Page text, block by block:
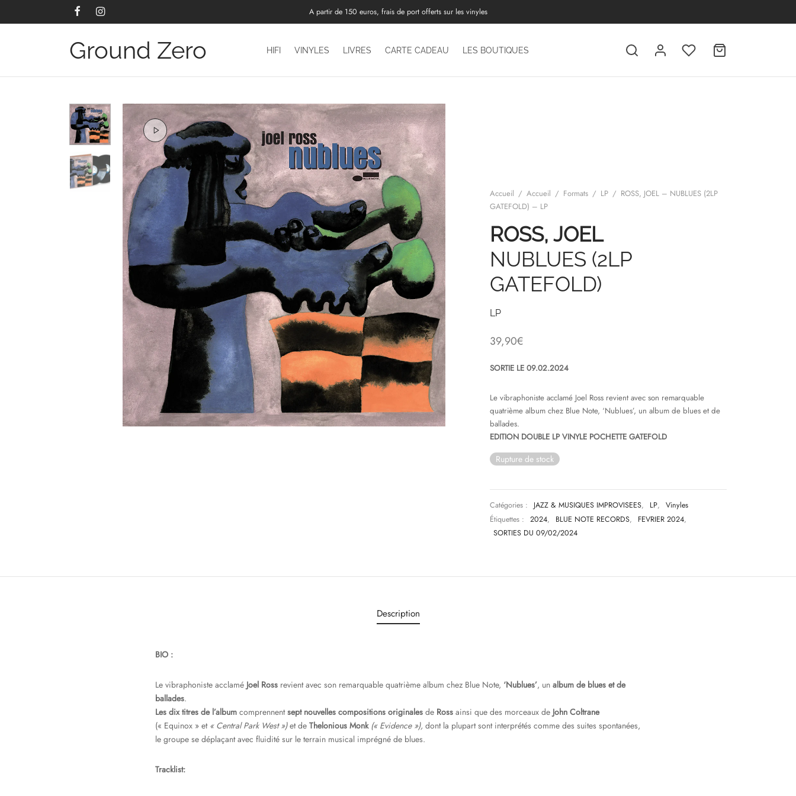
A partir de 150 euros, frais de port offerts sur les vinyles
Ground Zero HIFI VINYLES LIVRES CARTE CADEAU LES BOUTIQUES
Accueil / Accueil / Formats / LP / ROSS, JOEL – NUBLUES (2LP
GATEFOLD) – LP
ROSS, JOEL
NUBLUES (2LP
GATEFOLD)
LP
39,90€
SORTIE LE 09.02.2024
Le vibraphoniste acclamé Joel Ross revient avec son remarquable
quatrième album chez Blue Note, ‘Nublues’, un album de blues et de
ballades.
EDITION DOUBLE LP VINYLE POCHETTE GATEFOLD
Rupture de stock
Catégories : JAZZ & MUSIQUES IMPROVISEES, LP,
Vinyles
Étiquettes :
2024, BLUE NOTE RECORDS, FEVRIER 2024,
SORTIES DU 09/02/2024
Description
BIO :
Le vibraphoniste acclamé Joel Ross revient avec son remarquable quatrième album chez Blue Note, ‘Nublues’, un album de blues et de
ballades.
Les dix titres de l’album comprennentsept nouvelles compositions originales de Ross ainsi que des morceaux de John Coltrane
(« Equinox » et « Central Park West »)et de Thelonious Monk (« Evidence »), dont la plupart sont interprétés comme des suites spontanées,
le groupe se déplaçant avec fluidité sur le terrain musical imprégné de blues.
Tracklist: